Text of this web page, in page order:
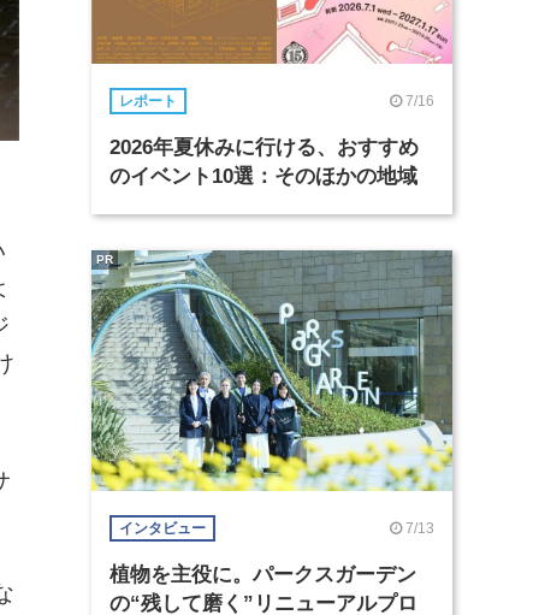
レポート 7/16
2026年夏休みに行ける、おすすめ
のイベント10選：そのほかの地域
インタビュー 7/13
植物を主役に。パークスガーデン
の“残して磨く”リニューアルプロ
PR